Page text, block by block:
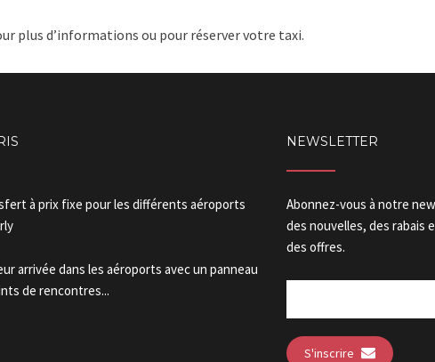
plus d’informations ou pour réserver votre taxi.
à prix fixe pour les différents aéroports
arrivée dans les aéroports avec un panneau
de rencontres...
NEWSLETTER
Abonnez-vous à notre
des nouvelles, des rabais
des offres.
S'inscrire